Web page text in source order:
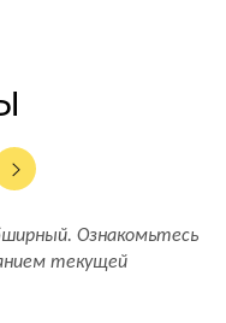
Ознакомьтесь
текущей